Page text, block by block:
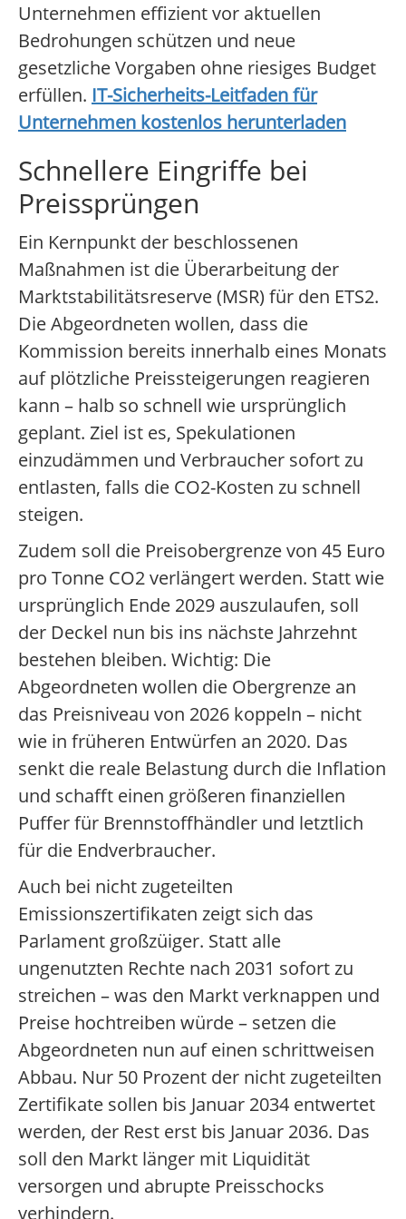
Unternehmen effizient vor aktuellen
Bedrohungen schützen und neue
gesetzliche Vorgaben ohne riesiges Budget
erfüllen. IT-Sicherheits-Leitfaden für
Unternehmen kostenlos herunterladen
Schnellere Eingriffe bei
Preissprüngen
Ein Kernpunkt der beschlossenen
Maßnahmen ist die Überarbeitung der
Marktstabilitätsreserve (MSR) für den ETS2.
Die Abgeordneten wollen, dass die
Kommission bereits innerhalb eines Monats
auf plötzliche Preissteigerungen reagieren
kann – halb so schnell wie ursprünglich
geplant. Ziel ist es, Spekulationen
einzudämmen und Verbraucher sofort zu
entlasten, falls die CO2-Kosten zu schnell
steigen.
Zudem soll die Preisobergrenze von 45 Euro
pro Tonne CO2 verlängert werden. Statt wie
ursprünglich Ende 2029 auszulaufen, soll
der Deckel nun bis ins nächste Jahrzehnt
bestehen bleiben. Wichtig: Die
Abgeordneten wollen die Obergrenze an
das Preisniveau von 2026 koppeln – nicht
wie in früheren Entwürfen an 2020. Das
senkt die reale Belastung durch die Inflation
und schafft einen größeren finanziellen
Puffer für Brennstoffhändler und letztlich
für die Endverbraucher.
Auch bei nicht zugeteilten
Emissionszertifikaten zeigt sich das
Parlament großzüiger. Statt alle
ungenutzten Rechte nach 2031 sofort zu
streichen – was den Markt verknappen und
Preise hochtreiben würde – setzen die
Abgeordneten nun auf einen schrittweisen
Abbau. Nur 50 Prozent der nicht zugeteilten
Zertifikate sollen bis Januar 2034 entwertet
werden, der Rest erst bis Januar 2036. Das
soll den Markt länger mit Liquidität
versorgen und abrupte Preisschocks
verhindern.